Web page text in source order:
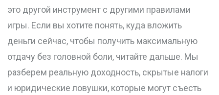
это другой инструмент с другими правилами
игры. Если вы хотите понять, куда вложить
деньги сейчас, чтобы получить максимальную
отдачу без головной боли, читайте дальше. Мы
разберем реальную доходность, скрытые налоги
и юридические ловушки, которые могут съесть